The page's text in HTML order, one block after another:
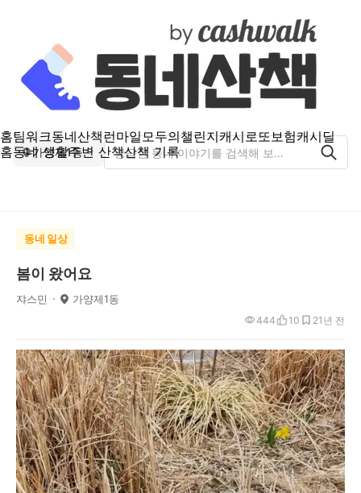
홈팀워크동네산책런마일모두의챌린지캐시로또보험캐시딜
홈동네 생활주변 산책산책 기록
가양제1동
동네 일상
봄이 왔어요
쟈스민 가양제1동
1년 전
444 10 2